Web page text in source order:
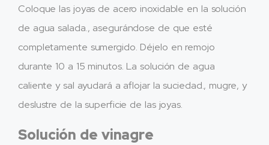
Coloque las joyas de acero inoxidable en la solución
de agua salada., asegurándose de que esté
completamente sumergido. Déjelo en remojo
durante 10 a 15 minutos. La solución de agua
caliente y sal ayudará a aflojar la suciedad., mugre, y
deslustre de la superficie de las joyas.
Solución de vinagre